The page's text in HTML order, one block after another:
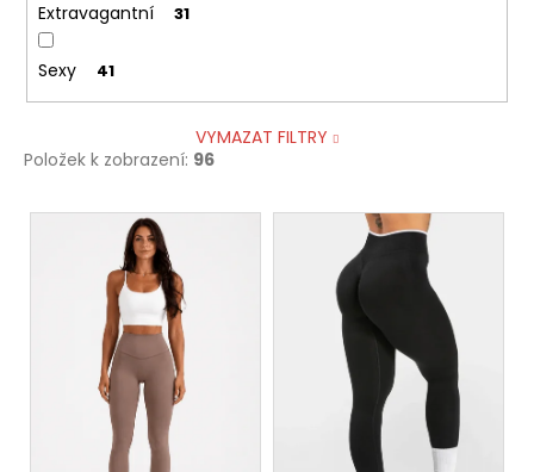
Extravagantní 31
Sexy 41
VYMAZAT FILTRY
Položek k zobrazení: 96
V